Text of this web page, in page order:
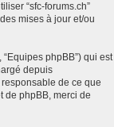
“sfc-forums.ch”
mises à jour et/ou
“Equipes phpBB”) qui est
depuis
de ce que
de phpBB, merci de